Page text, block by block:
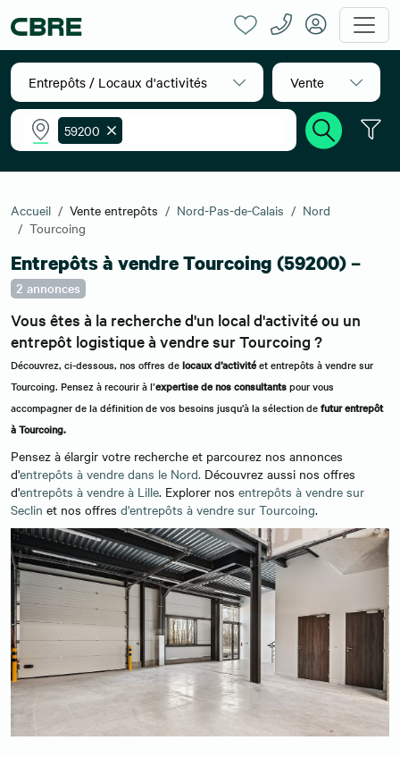
Entrepôts / Locaux d'activités Vente
59200
Accueil Vente entrepôts Nord-Pas-de-Calais
Nord
Tourcoing
Entrepôts à vendre Tourcoing (59200) –
2 annonces
Vous êtes à la recherche d'un local d'activité ou un
entrepôt logistique à vendre sur Tourcoing ?
Découvrez, ci-dessous, nos offres delocaux d’activitéet entrepôts à vendre sur
Tourcoing. Pensez à recourir à l’expertise de nos consultantspour vous
accompagner de la définition de vos besoins jusqu’à la sélection defutur entrepôt
à Tourcoing.
Pensez à élargir votre recherche et parcourez nos annonces
d'entrepôts à vendre dans le Nord. Découvrez aussi nos offres
d'entrepôts à vendre à Lille. Explorer nos entrepôts à vendre sur
Seclin et nos offres d'entrepôts à vendre sur Tourcoing.